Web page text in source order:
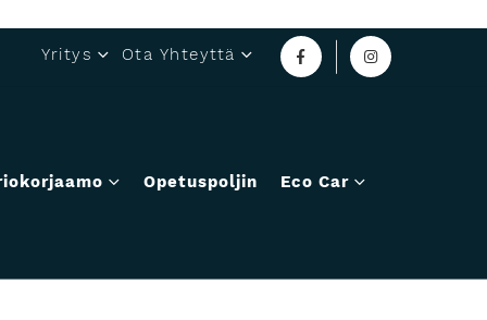
Yritys Ota Yhteyttä
Opetuspoljin Eco Car